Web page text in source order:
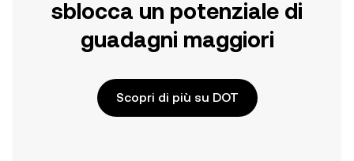
sblocca un potenziale di
guadagni maggiori
Scopri di più su DOT